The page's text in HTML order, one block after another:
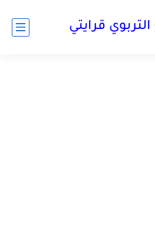
قرايتي